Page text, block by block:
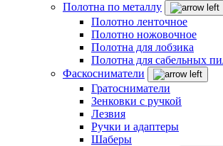
Полотна по металлу
Полотно ленточное
Полотно ножовочное
Полотна для лобзика
Полотна для сабельных
Фаскосниматели
Гратосниматели
Зенковки с ручкой
Лезвия
Ручки и адаптеры
Шаберы